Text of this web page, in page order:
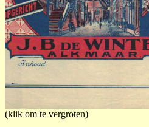
(klik om te vergroten)